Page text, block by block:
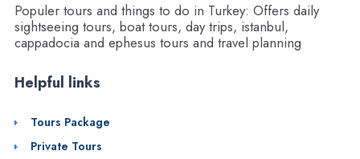
Populer tours and things to do in Turkey: Offers daily
sightseeing tours, boat tours, day trips, istanbul,
cappadocia and ephesus tours and travel planning
Helpful links
Tours Package
Private Tours